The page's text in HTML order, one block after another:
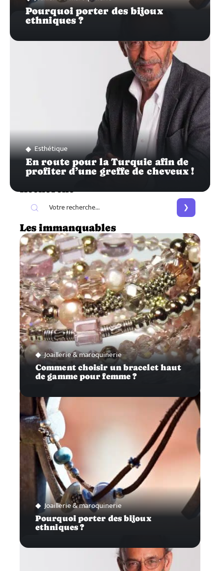
Pourquoi porter des bijoux
ethniques ?
Esthétique
En route pour la Turquie afin de
profiter d’une greffe de cheveux !
Recherche
Les immanquables
Joaillerie & maroquinerie
Comment choisir un bracelet haut
de gamme pour femme ?
Joaillerie & maroquinerie
Pourquoi porter des bijoux
ethniques ?